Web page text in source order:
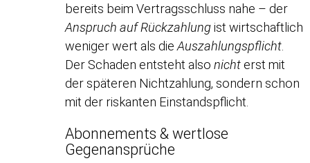
bereits beim Vertragsschluss nahe – der
Anspruch auf Rückzahlungist wirtschaftlich
weniger wert als dieAuszahlungspflicht
Der Schaden entsteht alsonichterst mit
der späteren Nichtzahlung, sondern schon
mit der riskanten Einstandspflicht.
Abonnements & wertlose
Gegenansprüche